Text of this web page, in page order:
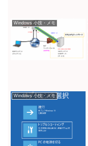
Windows 小技・メモ
Windows 小技・メモ